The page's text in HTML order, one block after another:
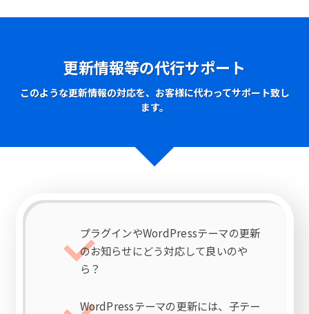
更新情報等の代行サポート
このような更新情報の対応を、お客様に代わってサポート致し
ます。
プラグインやWordPressテーマの更新
のお知らせにどう対応して良いのや
ら？
WordPressテーマの更新には、子テー